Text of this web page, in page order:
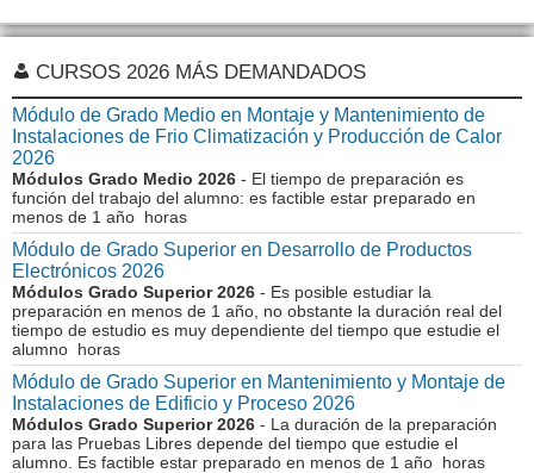
CURSOS 2026 MÁS DEMANDADOS
Módulo de Grado Medio en Montaje y Mantenimiento de
Instalaciones de Frio Climatización y Producción de Calor
2026
Módulos Grado Medio 2026 - El tiempo de preparación es
función del trabajo del alumno: es factible estar preparado en
menos de 1 año horas
Módulo de Grado Superior en Desarrollo de Productos
Electrónicos 2026
Módulos Grado Superior 2026 - Es posible estudiar la
preparación en menos de 1 año, no obstante la duración real del
tiempo de estudio es muy dependiente del tiempo que estudie el
alumno horas
Módulo de Grado Superior en Mantenimiento y Montaje de
Instalaciones de Edificio y Proceso 2026
Módulos Grado Superior 2026 - La duración de la preparación
para las Pruebas Libres depende del tiempo que estudie el
alumno. Es factible estar preparado en menos de 1 año horas